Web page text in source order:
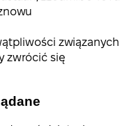
związanych
zwrócić się